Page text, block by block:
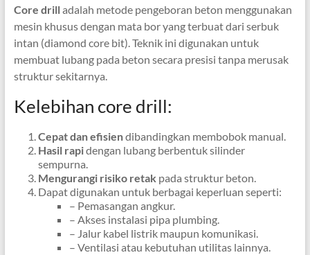
Core drilladalah metode pengeboran beton menggunakan
mesin khusus dengan mata bor yang terbuat dari serbuk
intan (diamond core bit). Teknik ini digunakan untuk
membuat lubang pada beton secara presisi tanpa merusak
struktur sekitarnya.
Kelebihan core drill:
Cepat dan efisiendibandingkan membobok manual.
Hasil rapidengan lubang berbentuk silinder
sempurna.
Mengurangi risiko retak pada struktur beton.
Dapat digunakan untuk berbagai keperluan seperti:
– Pemasangan angkur.
– Akses instalasi pipa plumbing.
– Jalur kabel listrik maupun komunikasi.
– Ventilasi atau kebutuhan utilitas lainnya.